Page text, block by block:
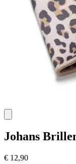
Johans
€ 12,90